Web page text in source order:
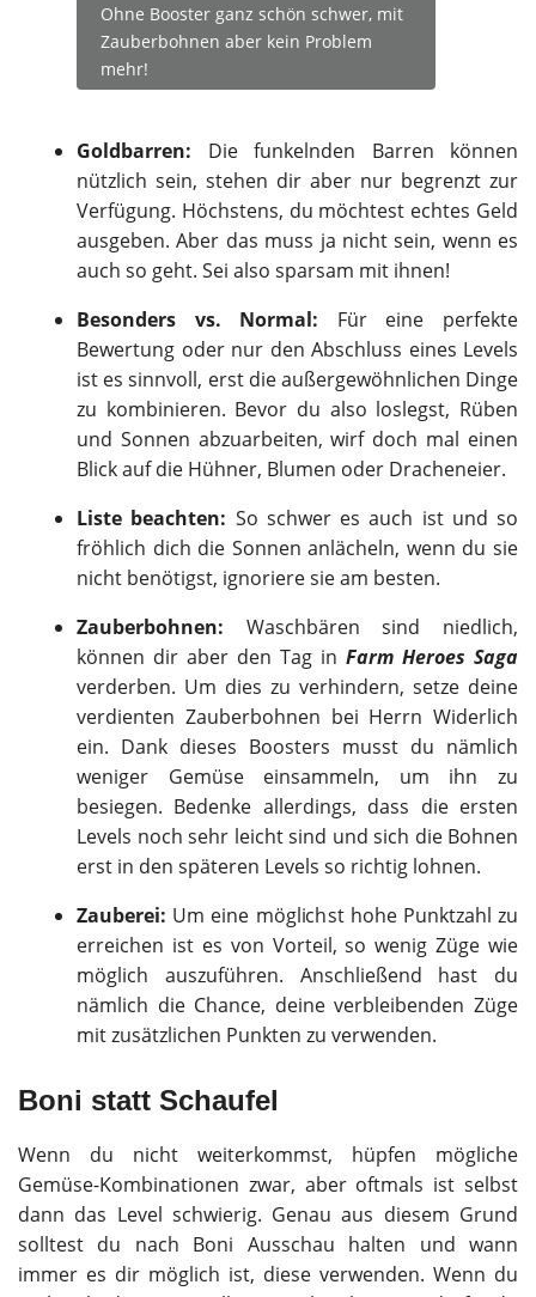
Ohne Booster ganz schön schwer, mit
Zauberbohnen aber kein Problem
mehr!
Goldbarren: Die funkelnden Barren können
nützlich sein, stehen dir aber nur begrenzt zur
Verfügung. Höchstens, du möchtest echtes Geld
ausgeben. Aber das muss ja nicht sein, wenn es
auch so geht. Sei also sparsam mit ihnen!
Besonders vs. Normal: Für eine perfekte
Bewertung oder nur den Abschluss eines Levels
ist es sinnvoll, erst die außergewöhnlichen Dinge
zu kombinieren. Bevor du also loslegst, Rüben
und Sonnen abzuarbeiten, wirf doch mal einen
Blick auf die Hühner, Blumen oder Dracheneier.
Liste beachten: So schwer es auch ist und so
fröhlich dich die Sonnen anlächeln, wenn du sie
nicht benötigst, ignoriere sie am besten.
Zauberbohnen: Waschbären sind niedlich,
können dir aber den Tag in Farm Heroes Saga
verderben. Um dies zu verhindern, setze deine
verdienten Zauberbohnen bei Herrn Widerlich
ein. Dank dieses Boosters musst du nämlich
weniger Gemüse einsammeln, um ihn zu
besiegen. Bedenke allerdings, dass die ersten
Levels noch sehr leicht sind und sich die Bohnen
erst in den späteren Levels so richtig lohnen.
Zauberei: Um eine möglichst hohe Punktzahl zu
erreichen ist es von Vorteil, so wenig Züge wie
möglich auszuführen. Anschließend hast du
nämlich die Chance, deine verbleibenden Züge
mit zusätzlichen Punkten zu verwenden.
Boni statt Schaufel
Wenn du nicht weiterkommst, hüpfen mögliche
Gemüse-Kombinationen zwar, aber oftmals ist selbst
dann das Level schwierig. Genau aus diesem Grund
solltest du nach Boni Ausschau halten und wann
immer es dir möglich ist, diese verwenden. Wenn du